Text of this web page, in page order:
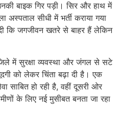
बाइक गिर पड़ी। सिर और हाथ में
सीधी में भर्ती कराया गया
कि जगजीवन खतरे से बाहर हैं लेकिन
में सुरक्षा व्यवस्था और जंगल से सटे
को लेकर चिंता बढ़ा दी है। एक
साबित हो रही है, वहीं दूसरी ओर
के लिए नई मुसीबत बनता जा रहा